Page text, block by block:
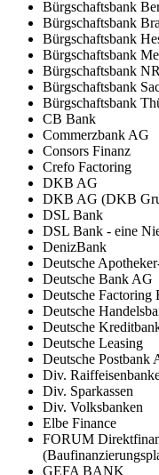
Bürgschaftsbank
Bürgschaftsbank
Bürgschaftsbank
Bürgschaftsbank
Bürgschaftsbank
Bürgschaftsbank
Bürgschaftsbank
CB Bank
Commerzbank AG
Consors Finanz
Crefo Factoring
DKB AG
DKB AG (DKB
DSL Bank
DSL Bank - eine
DenizBank
Deutsche
Deutsche Bank AG
Deutsche Factoring
Deutsche
Deutsche
Deutsche Leasing
Deutsche Postbank
Div.
Div. Sparkassen
Div. Volksbanken
Elbe Finance
FORUM
GEFA BANK